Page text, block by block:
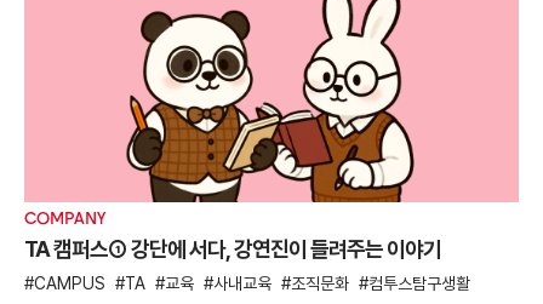
COMPANY
TA 캠퍼스① 강단에 서다, 강연진이 들려주는 이야기
CAMPUS TA 교육 사내교육 조직문화 컴투스탐구생활